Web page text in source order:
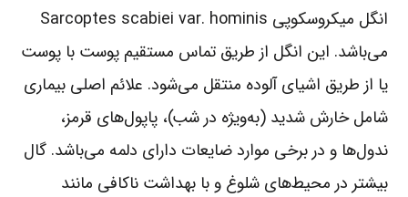
انگل میکروسکوپی Sarcoptes scabiei var. hominis
می‌باشد. این انگل از طریق تماس مستقیم پوست با پوست
یا از طریق اشیای آلوده منتقل می‌شود. علائم اصلی بیماری
شامل خارش شدید (به‌ویژه در شب)، پاپول‌های قرمز،
ندول‌ها و در برخی موارد ضایعات دارای دلمه می‌باشد. گال
بیشتر در محیط‌های شلوغ و با بهداشت ناکافی مانند